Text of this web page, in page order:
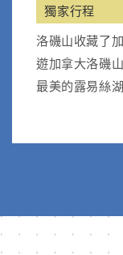
獨家行程
洛磯山收藏了
遊加拿大洛磯
最美的露易絲